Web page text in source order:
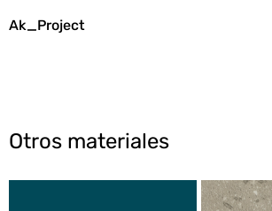
Ak_Project
Otros materiales